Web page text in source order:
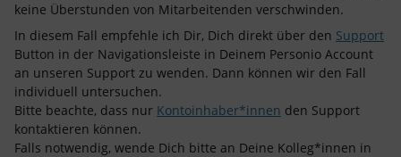
keine Überstunden von Mitarbeitenden verschwinden.
In diesem Fall empfehle ich Dir, Dich direkt über den Support
Button in der Navigationsleiste in Deinem Personio Account
an unseren Support zu wenden. Dann können wir den Fall
individuell untersuchen.
Bitte beachte, dass nur Kontoinhaber*innen den Support
kontaktieren können.
Falls notwendig, wende Dich bitte an Deine Kolleg*innen in